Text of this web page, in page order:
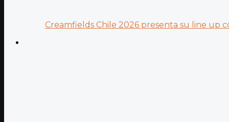
Creamfields Chile 2026 presenta su line up